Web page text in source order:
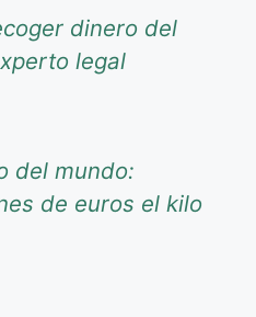
dinero del
legal
del mundo:
de euros el kilo